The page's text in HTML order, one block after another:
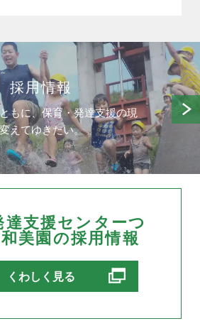
採用情報
もに、保育・発達支援の現
えてゆきたい。
達支援センターつ
美園の採用情報
くわしく見る別ウィンドウで開きます